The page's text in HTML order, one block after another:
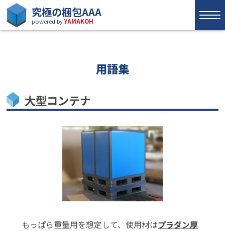
究極の梱包AAA
powered byYAMAKOH
用語集
大型コンテナ
もっぱら重量用を想定して、使用材はプラダン厚